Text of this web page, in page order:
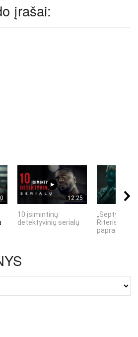
įrašai:
12:25
10 įsimintinų
detektyvinių serialų
„Septynių
Riteris" – kai